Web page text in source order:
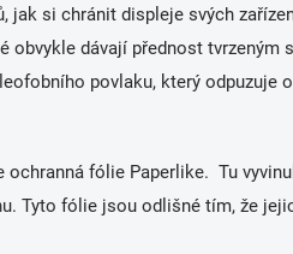
jak si chránit displeje svých
dávají přednost tvrzeným
povlaku, který odpuzuje
fólie Paperlike. Tu
Tyto fólie jsou odlišné tím, že